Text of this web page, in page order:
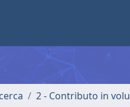
2 - Contributo in